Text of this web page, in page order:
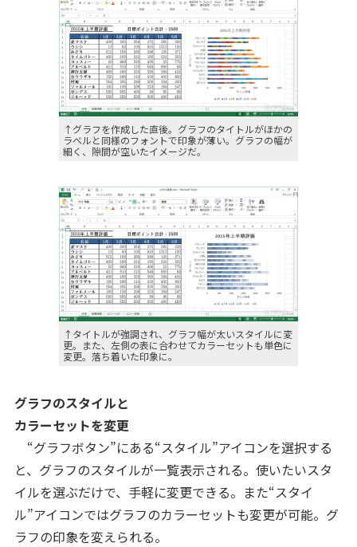
↑グラフを作成した直後。グラフのタイトルがほかの
ラベルと同様のフォントで印象が薄い。グラフの幅が
細く、隙間が空いたイメージだ。
↑タイトルが強調され、グラフ幅が太いスタイルに変
更。また、左側の表に合わせてカラーセットも単色に
変更。落ち着いた印象に。
グラフのスタイルと
カラーセットを変更
“グラフボタン”にある“スタイル”アイコンを選択する
と、グラフのスタイルが一覧表示される。使いたいスタ
イルを選ぶだけで、手軽に変更できる。また“スタイ
ル”アイコンではグラフのカラーセットも変更が可能。グ
ラフの印象を変えられる。